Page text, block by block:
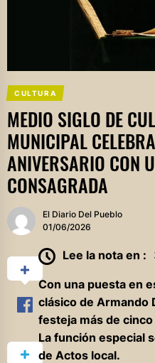
CULTURA
MEDIO SIGLO DE
MUNICIPAL
ANIVERSARIO CON
CONSAGRADA
El Diario Del Pueblo
01/06/2026
Lee la nota en :
Con una puesta en
clásico de Armando
festeja más de
La función especial
de Actos local.